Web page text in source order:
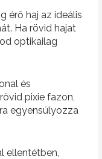
érő haj az ideális
Ha rövid hajat
optikailag
és
pixie fazon,
egyensúlyozza
ellentétben,